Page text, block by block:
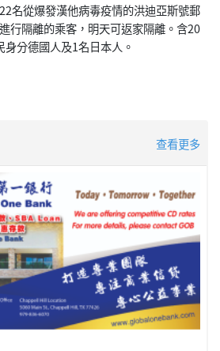
名從爆發漢他病毒疫情的洪迪亞斯號郵
行隔離的乘客，明天可返家隔離。含20
分德國人及1名日本人。
查看更多